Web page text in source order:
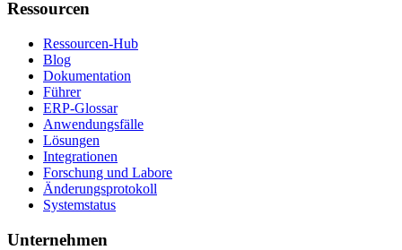
Ressourcen
Ressourcen-Hub
Blog
Dokumentation
Führer
ERP-Glossar
Anwendungsfälle
Lösungen
Integrationen
Forschung und Labore
Änderungsprotokoll
Systemstatus
Unternehmen